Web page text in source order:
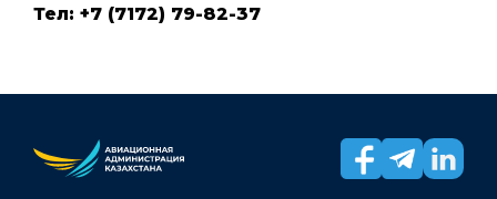
Тел: +7 (7172) 79-82-37